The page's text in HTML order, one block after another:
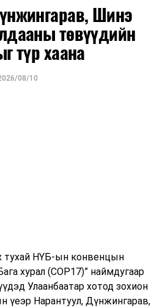
багшийн дутагдал
хичээл, сургалтад түлхүү
Шинэ
төвүүдийн
түр хаана
08/10
тухай НҮБ-ын конвенцын
хурал (COP17)” наймдугаар
Улаанбаатар хотод зохион
үеэр Нарантуул, Дүнжингарав,